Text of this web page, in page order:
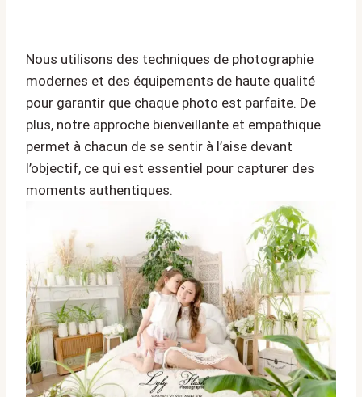
Nous utilisons des techniques de photographie
modernes et des équipements de haute qualité
pour garantir que chaque photo est parfaite. De
plus, notre approche bienveillante et empathique
permet à chacun de se sentir à l’aise devant
l’objectif, ce qui est essentiel pour capturer des
moments authentiques.